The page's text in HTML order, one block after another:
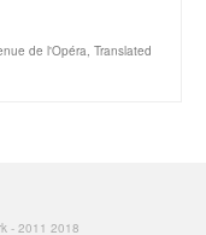
de l'Opéra, Translated
- 2011 2018